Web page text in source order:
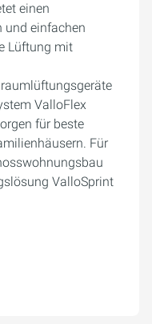
einen
einfachen
Lüftung mit
ValloFlex
für beste
Für
ValloSprint